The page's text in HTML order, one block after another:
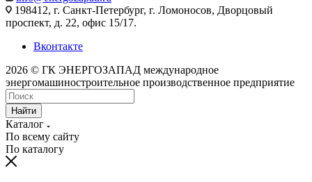
198412, г. Санкт-Петербург, г. Ломоносов, Дворцовый
проспект, д. 22, офис 15/17.
Вконтакте
2026 © ГК ЭНЕРГОЗАПАД международное
энергомашиностроительное производственное предприятие
Найти
Каталог
По всему сайту
По каталогу